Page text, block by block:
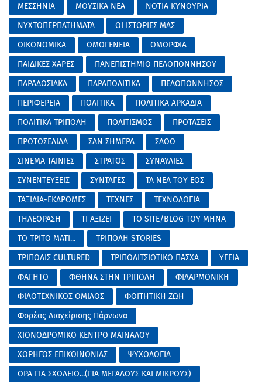
ΜΕΣΣΗΝΙΑ
ΜΟΥΣΙΚΑ ΝΕΑ
ΝΟΤΙΑ ΚΥΝΟΥΡΙΑ
ΝΥΧΤΟΠΕΡΠΑΤΗΜΑΤΑ
ΟΙ ΙΣΤΟΡΙΕΣ ΜΑΣ
ΟΙΚΟΝΟΜΙΚΑ
ΟΜΟΓΕΝΕΙΑ
ΟΜΟΡΦΙΑ
ΠΑΙΔΙΚΕΣ ΧΑΡΕΣ
ΠΑΝΕΠΙΣΤΗΜΙΟ ΠΕΛΟΠΟΝΝΗΣΟΥ
ΠΑΡΑΔΟΣΙΑΚΑ
ΠΑΡΑΠΟΛΙΤΙΚΑ
ΠΕΛΟΠΟΝΝΗΣΟΣ
ΠΕΡΙΦΕΡΕΙΑ
ΠΟΛΙΤΙΚΑ
ΠΟΛΙΤΙΚΑ ΑΡΚΑΔΙΑ
ΠΟΛΙΤΙΚΑ ΤΡΙΠΟΛΗ
ΠΟΛΙΤΙΣΜΟΣ
ΠΡΟΤΑΣΕΙΣ
ΠΡΩΤΟΣΕΛΙΔΑ
ΣΑΝ ΣΗΜΕΡΑ
ΣΑΟΟ
ΣΙΝΕΜΑ ΤΑΙΝΙΕΣ
ΣΤΡΑΤΟΣ
ΣΥΝΑΥΛΙΕΣ
ΣΥΝΕΝΤΕΥΞΕΙΣ
ΣΥΝΤΑΓΕΣ
ΤΑ ΝΕΑ ΤΟΥ ΕΟΣ
ΤΑΞΙΔΙΑ-ΕΚΔΡΟΜΕΣ
ΤΕΧΝΕΣ
ΤΕΧΝΟΛΟΓΙΑ
ΤΗΛΕΟΡΑΣΗ
ΤΙ ΑΞΙΖΕΙ
ΤΟ SITE/BLOG ΤΟΥ ΜΗΝΑ
ΤΟ ΤΡΙΤΟ ΜΑΤΙ...
ΤΡΙΠΟΛΗ STORIES
ΤΡΙΠΟΛΙΣ CULTURED
ΤΡΙΠΟΛΙΤΣΙΩΤΙΚΟ ΠΑΣΧΑ
ΥΓΕΙΑ
ΦΑΓΗΤΟ
ΦΘΗΝΑ ΣΤΗΝ ΤΡΙΠΟΛΗ
ΦΙΛΑΡΜΟΝΙΚΗ
ΦΙΛΟΤΕΧΝΙΚΟΣ ΟΜΙΛΟΣ
ΦΟΙΤΗΤΙΚΗ ΖΩΗ
Φορέας Διαχείρισης Πάρνωνα
ΧΙΟΝΟΔΡΟΜΙΚΟ ΚΕΝΤΡΟ ΜΑΙΝΑΛΟΥ
ΧΟΡΗΓΟΣ ΕΠΙΚΟΙΝΩΝΙΑΣ
ΨΥΧΟΛΟΓΙΑ
ΩΡΑ ΓΙΑ ΣΧΟΛΕΙΟ...(ΓΙΑ ΜΕΓΑΛΟΥΣ ΚΑΙ ΜΙΚΡΟΥΣ)